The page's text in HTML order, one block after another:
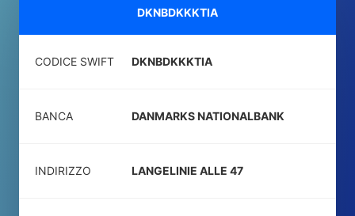
DKNBDKKKTIA
CODICE SWIFT DKNBDKKKTIA
BANCA DANMARKS NATIONALBANK
INDIRIZZO LANGELINIE ALLE 47